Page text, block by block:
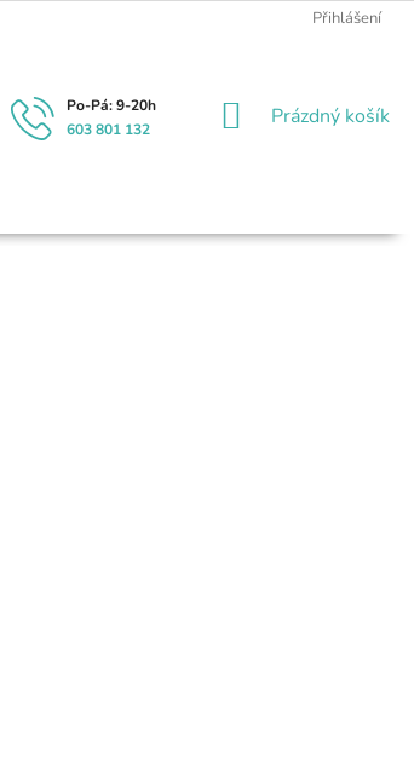
Přihlášení
603 801 132
NÁKUPNÍ
Prázdný košík